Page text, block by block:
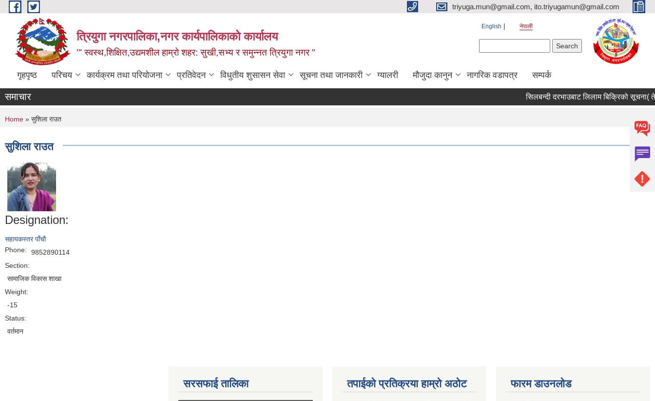
Skip to main content triyuga.mun@gmail.com, ito.triyugamun@gmail.com
त्रियुगा नगरपालिका,नगर कार्यपालिकाको कार्यालय
'" स्वस्थ,शिक्षित,उद्यमशील हाम्रो शहर: सुखी,सभ्य र समुन्नत त्रियुगा नगर "
English नेपाली
गृहपृष्ठ परिचय कार्यक्रम तथा परियोजना प्रतिवेदन विधुतीय शुसासन सेवा सूचना तथा जानकारी ग्यालरी मौजुदा कानुन नागरिक वडापत्र सम्पर्क
समाचार सिलबन्दी दरभाउबाट लिलाम बिक्रिको सूचना(
You are here
Home » सुशिला राउत
सुशिला राउत
Designation:
सहायकस्तर पाँचौ
Phone:
9852890114
Section:
सामाजिक विकास शाखा
Weight:
-15
Status:
वर्तमान
सरसफाई तालिका तपाईको प्रतिक्रया हाम्रो अठोट फारम डाउनलोड